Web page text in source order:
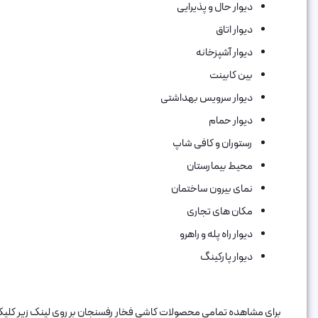
دیوار حال و پذیرایی
دیوار اتاق
دیوار آشپزخانه
بین کابینت
دیوار سرویس بهداشتی
دیوار حمام
رستوران و کافی شاپ
محیط بیمارستان
نمای بیرون ساختمان
مکان های تجاری
دیوار راه پله و راهرو
دیوار پارکینگ
برای مشاهده تمامی محصولات کاشی فخار رفسنجان بر روی لینک زیر